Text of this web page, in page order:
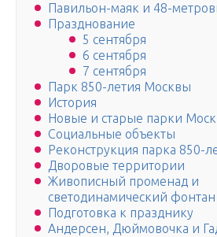
Павильон-маяк и 48-
Празднование
5 сентября
6 сентября
7 сентября
Парк 850-летия Москвы
История
Новые и старые парки
Социальные объекты
Реконструкция парка 850-
Дворовые территории
Живописный променад и
светодинамический фонтан
Подготовка к празднику
Андерсен, Дюймовочка и